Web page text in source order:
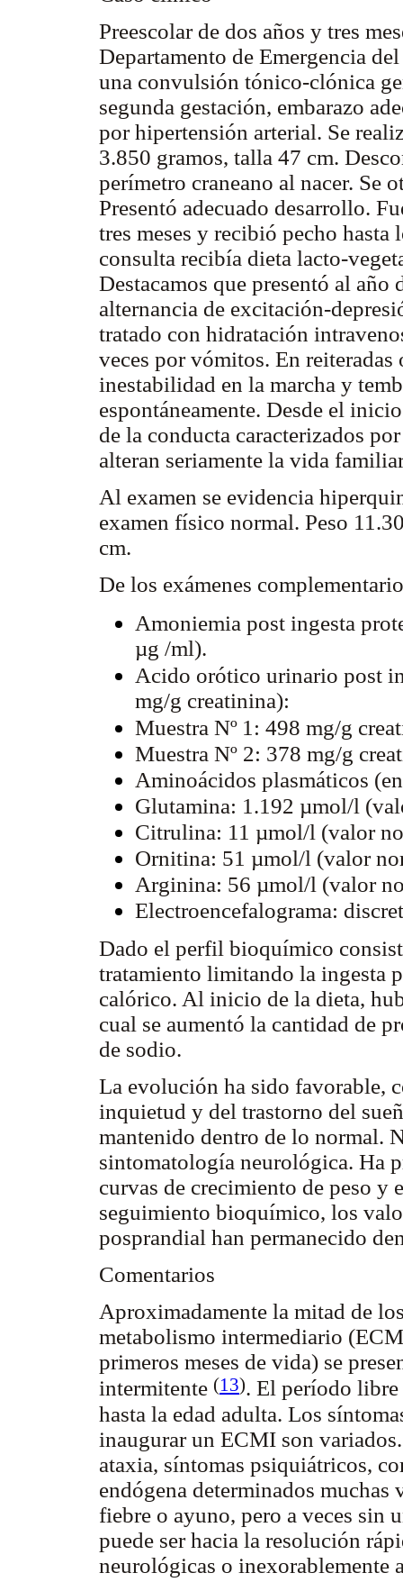
Preescolar de dos años y tres
Departamento de Emergencia
una convulsión tónico-clónica
segunda gestación, embarazo
por hipertensión arterial. Se
3.850 gramos, talla 47 cm.
perímetro craneano al nacer. Se
Presentó adecuado desarrollo.
tres meses y recibió pecho
consulta recibía dieta lacto-
Destacamos que presentó al
alternancia de excitación-
tratado con hidratación
veces por vómitos. En
inestabilidad en la marcha y
espontáneamente. Desde el
de la conducta caracterizados
alteran seriamente la vida
Al examen se evidencia
examen físico normal. Peso
cm.
De los exámenes
Amoniemia post ingesta
µg /ml).
Acido orótico urinario post
mg/g creatinina):
Muestra Nº 1: 498 mg/g
Muestra Nº 2: 378 mg/g
Aminoácidos plasmáticos
Glutamina: 1.192 µmol/l
Citrulina: 11 µmol/l (valor
Ornitina: 51 µmol/l (valor
Arginina: 56 µmol/l (valor
Electroencefalograma:
Dado el perfil bioquímico
tratamiento limitando la ingesta
calórico. Al inicio de la dieta,
cual se aumentó la cantidad de
de sodio.
La evolución ha sido favorable,
inquietud y del trastorno del
mantenido dentro de lo normal.
sintomatología neurológica. Ha
curvas de crecimiento de peso y
seguimiento bioquímico, los
posprandial han permanecido
Comentarios
Aproximadamente la mitad de
metabolismo intermediario
primeros meses de vida) se
intermitente (13). El período libre
hasta la edad adulta. Los
inaugurar un ECMI son
ataxia, síntomas psiquiátricos,
endógena determinados
fiebre o ayuno, pero a veces sin
puede ser hacia la resolución
neurológicas o inexorablemente